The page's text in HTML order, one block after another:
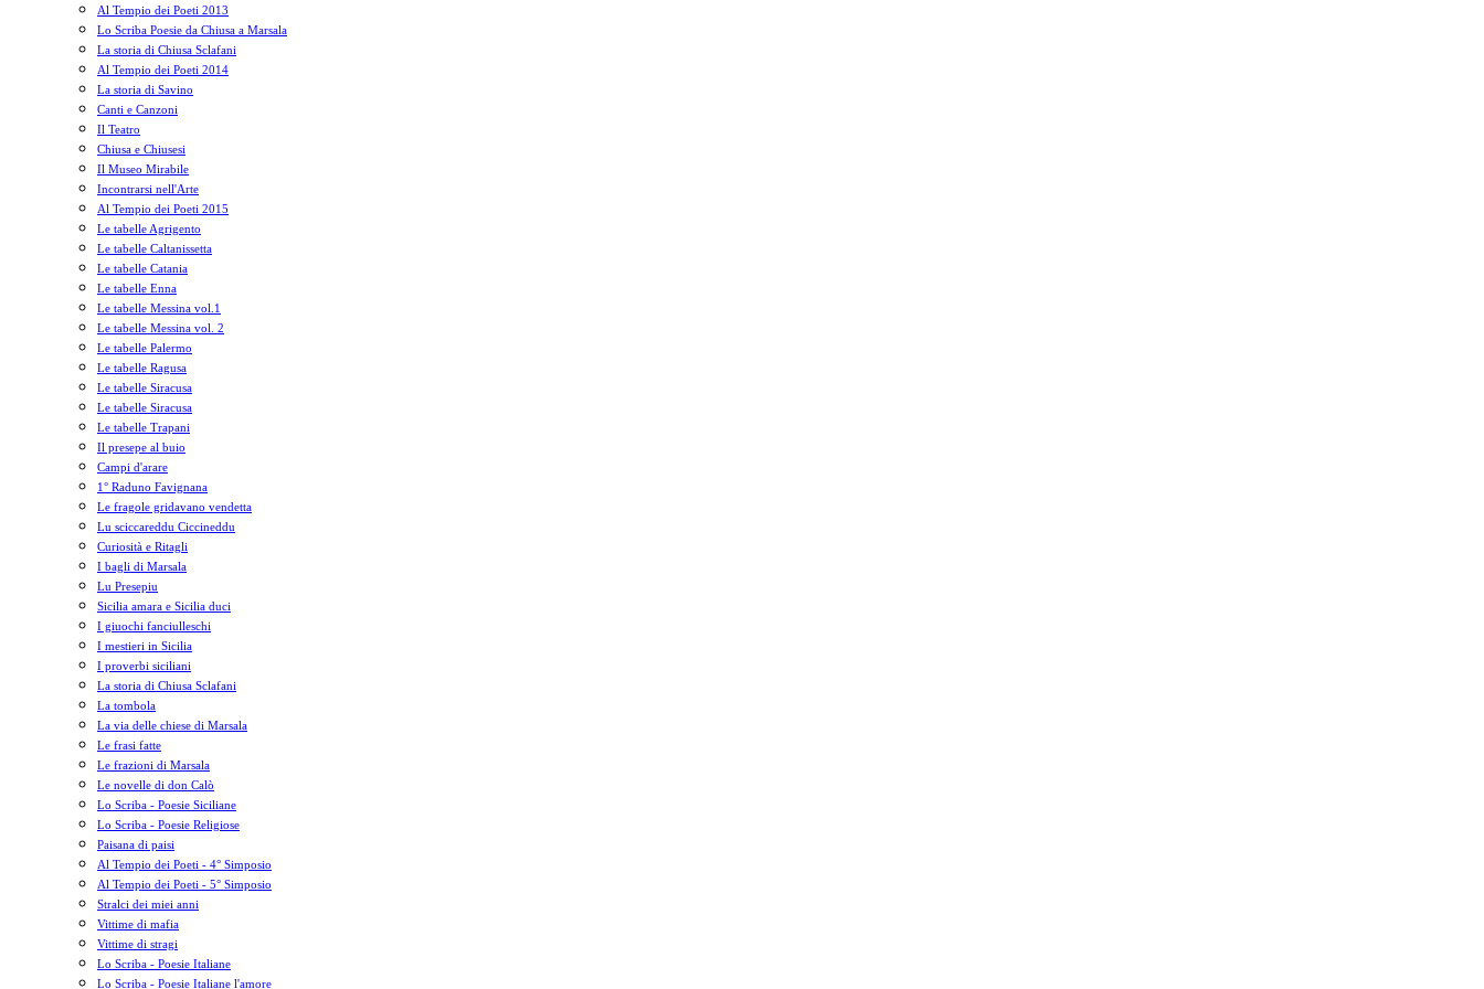
Al Tempio dei Poeti 2013
Lo Scriba Poesie da Chiusa a Marsala
La storia di Chiusa Sclafani
Al Tempio dei Poeti 2014
La storia di Savino
Canti e Canzoni
Il Teatro
Chiusa e Chiusesi
Il Museo Mirabile
Incontrarsi nell'Arte
Al Tempio dei Poeti 2015
Le tabelle Agrigento
Le tabelle Caltanissetta
Le tabelle Catania
Le tabelle Enna
Le tabelle Messina vol.1
Le tabelle Messina vol. 2
Le tabelle Palermo
Le tabelle Ragusa
Le tabelle Siracusa
Le tabelle Siracusa
Le tabelle Trapani
Il presepe al buio
Campi d'arare
1° Raduno Favignana
Le fragole gridavano vendetta
Lu sciccareddu Ciccineddu
Curiosità e Ritagli
I bagli di Marsala
Lu Presepiu
Sicilia amara e Sicilia duci
I giuochi fanciulleschi
I mestieri in Sicilia
I proverbi siciliani
La storia di Chiusa Sclafani
La tombola
La via delle chiese di Marsala
Le frasi fatte
Le frazioni di Marsala
Le novelle di don Calò
Lo Scriba - Poesie Siciliane
Lo Scriba - Poesie Religiose
Paisana di paisi
Al Tempio dei Poeti - 4° Simposio
Al Tempio dei Poeti - 5° Simposio
Stralci dei miei anni
Vittime di mafia
Vittime di stragi
Lo Scriba - Poesie Italiane
Lo Scriba - Poesie Italiane l'amore